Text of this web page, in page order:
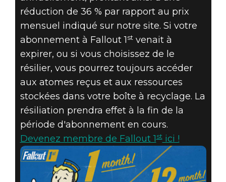
réduction de 36 % par rapport au prix
mensuel indiqué sur notre site. Si votre
abonnement à Fallout 1stvenait à
expirer, ou si vous choisissez de le
résilier, vous pourrez toujours accéder
aux atomes reçus et aux ressources
stockées dans votre boîte à recyclage. La
résiliation prendra effet à la fin de la
période d'abonnement en cours.
Devenez membre de Fallout 1stici !